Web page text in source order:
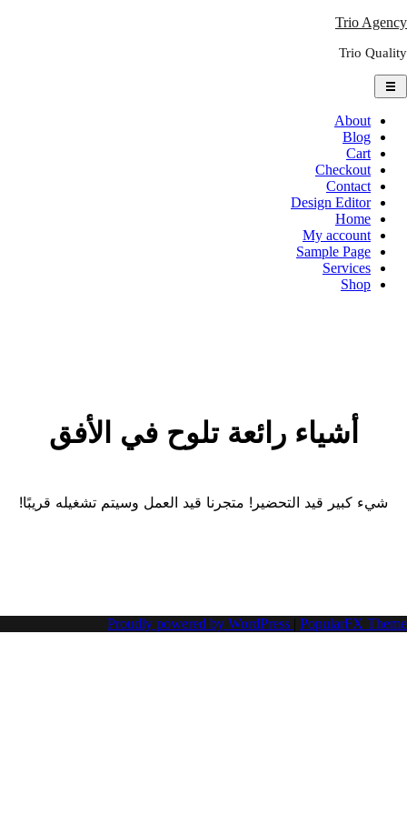
Skip
content
Trio Agency
Trio Quality
About
Blog
Cart
Checkout
Contact
Design Editor
Home
My account
Sample Page
Services
Shop
أشياء رائعة تلوح في الأفق
شيء كبير قيد التحضير! متجرنا قيد العمل وسيتم تشغيله قريبًا!
Proudly powered by WordPress PopularFX Theme